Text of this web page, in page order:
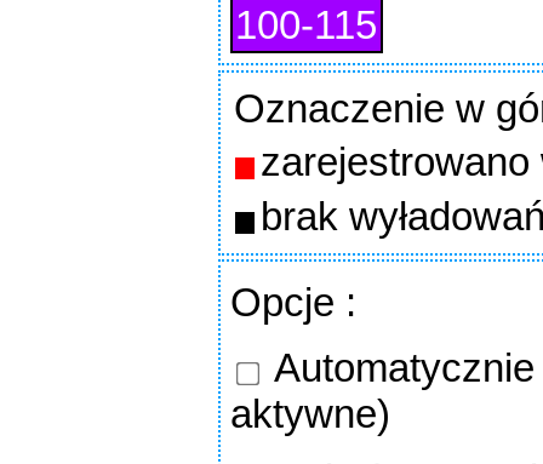
100‑115
Oznaczenie w
zarejestrowano
brak
Opcje :
aktywne)